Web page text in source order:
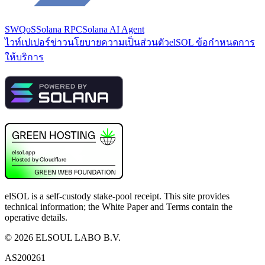
SWQoSSolana RPCSolana AI Agent
ไวท์เปเปอร์ข่าวนโยบายความเป็นส่วนตัวelSOL ข้อกำหนดการ
ให้บริการ
elSOL is a self-custody stake-pool receipt. This site provides
technical information; the White Paper and Terms contain the
operative details.
© 2026 ELSOUL LABO B.V.
AS200261